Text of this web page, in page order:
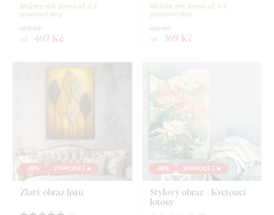
Můžete mít doma už o 2
pracovní dny
od 469 Kč
629 Kč
Můžete mít doma už o 2
pracovní dny
od 369 Kč
499 Kč
-26% VÝPRODEJ 🔥
Zlatý obraz listů
-26% VÝPRODEJ 🔥
Stylový obraz - Kvetoucí
lotosy